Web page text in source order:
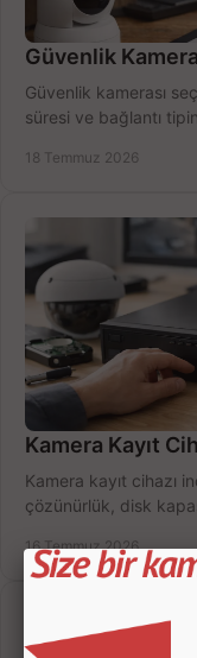
Güvenlik
Güvenlik kamerası
süresi ve bağlantı
18 Temmuz 2026
Kamera Kayıt
Kamera kayıt cihazı
çözünürlük, disk
16 Temmuz 2026